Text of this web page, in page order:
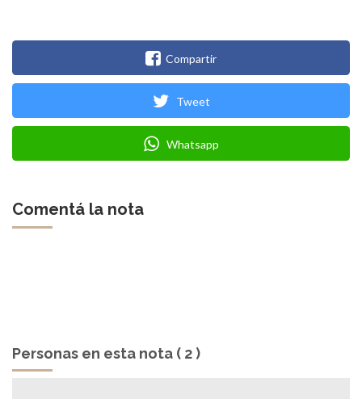
Compartir
Tweet
Whatsapp
Comentá la nota
Personas en esta nota ( 2 )